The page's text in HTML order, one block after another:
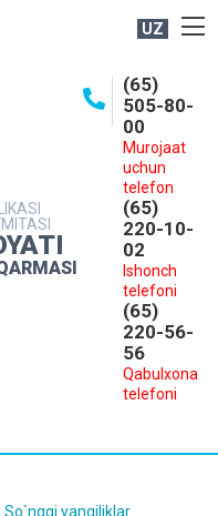
UZ
(65)
505-80-
00
Murojaat
uchun
telefon
(65)
220-10-
02
Ishonch
telefoni
(65)
220-56-
56
Qabulxona
telefoni
So`nggi yangiliklar